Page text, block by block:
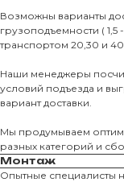
Возможны варианты
грузоподъемности (
транспортом 20,30 и
Наши менеджеры
условий подъезда и
вариант доставки.
Мы продумываем
разных категорий и
Монтаж
Опытные специалисты